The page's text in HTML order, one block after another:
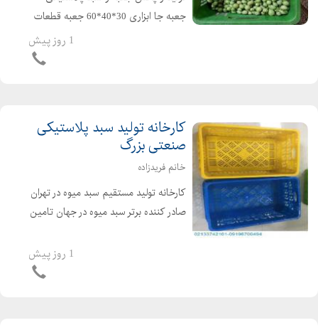
جعبه جا ابزاری 30*40*60 جعبه قطعات
30*40*60 سبد حمل قطعات / سبد
1 روز پیش
کارخانه تولید سبد پلاستیکی
صنعتی بزرگ
خانم فریدزاده
کارخانه تولید مستقیم سبد میوه در تهران
صادر کننده برتر سبد میوه در جهان تامین
مستقیم سبد صنعتی بزرگ با مناسب
1 روز پیش